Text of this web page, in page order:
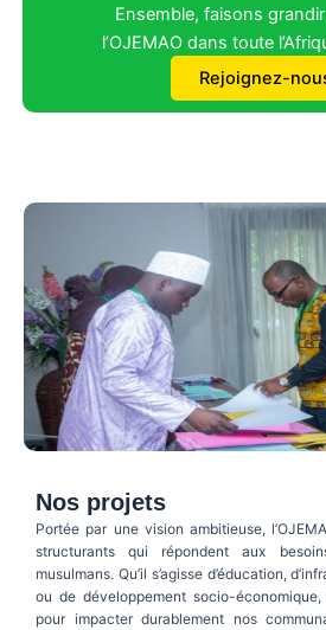
Ensemble, faisons
l’OJEMAO dans toute
Rejoignez-
Nos projets
Portée par une vision ambitieuse,
structurants qui répondent aux
musulmans. Qu’il s’agisse d’éducation,
ou de développement socio-
pour impacter durablement nos